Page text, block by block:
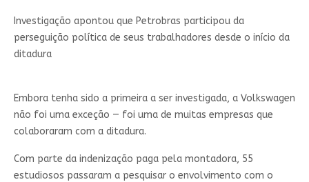
Investigação apontou que Petrobras participou da
perseguição política de seus trabalhadores desde o início da
ditadura
Embora tenha sido a primeira a ser investigada, a Volkswagen
não foi uma exceção — foi uma de muitas empresas que
colaboraram com a ditadura.
Com parte da indenização paga pela montadora, 55
estudiosos passaram a pesquisar o envolvimento com o